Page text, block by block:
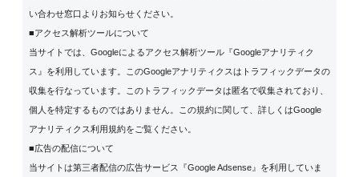
い合わせ窓口よりお知らせください。
■アクセス解析ツールについて
当サイトでは、Googleによるアクセス解析ツール『Googleアナリティク
ス』を利用しています。このGoogleアナリティクスはトラフィックデータの
収集を行なっています。このトラフィックデータは匿名で収集されており、
個人を特定するものではありません。この規約に関して、詳しくはGoogle
アナリティクス利用規約をご覧ください。
■広告の配信について
当サイトは第三者配信の広告サービス『Google Adsense』を利用していま